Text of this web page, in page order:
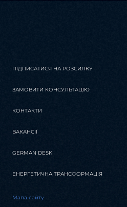
ПІДПИСАТИСЯ НА РОЗСИЛКУ
ЗАМОВИТИ КОНСУЛЬТАЦІЮ
КОНТАКТИ
ВАКАНСІЇ
GERMAN DESK
ЕНЕРГЕТИЧНА ТРАНСФОРМАЦІЯ
Мапа сайту